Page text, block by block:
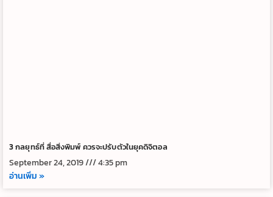
3 กลยุทธ์ที่ สื่อสิ่งพิมพ์ ควรจะปรับตัวในยุคดิจิตอล
September 24, 2019
4:35 pm
อ่านเพิ่ม »